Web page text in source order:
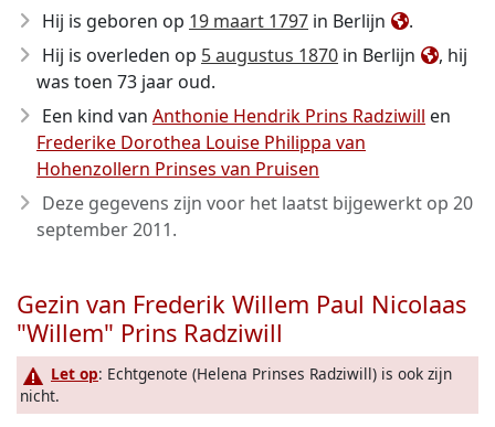
Hij is geboren op 19 maart 1797 in Berlijn
.
Hij is overleden op 5 augustus 1870 in Berlijn
, hij
was toen 73 jaar oud.
Een kind van Anthonie Hendrik Prins Radziwill en
Frederike Dorothea Louise Philippa van
Hohenzollern Prinses van Pruisen
Deze gegevens zijn voor het laatst bijgewerkt op 20
september 2011.
Gezin van Frederik Willem Paul Nicolaas
"Willem" Prins Radziwill
Let op: Echtgenote (Helena Prinses Radziwill) is ook zijn
nicht.